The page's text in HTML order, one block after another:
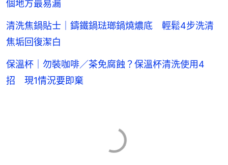
個地方最易漏
清洗焦鍋貼士｜鑄鐵鍋琺瑯鍋燒燶底 輕鬆4步洗清
焦垢回復潔白
保溫杯｜勿裝咖啡／茶免腐蝕？保溫杯清洗使用4
招 現1情況要即棄